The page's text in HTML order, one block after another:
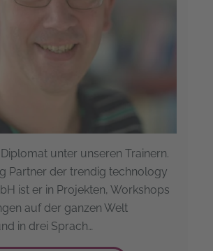
unter unseren Trainern.
Partner der trendig technology
ist er in Projekten, Workshops
auf der ganzen Welt
in drei Sprach…